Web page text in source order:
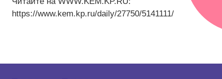
Гарнитура:
https://www.kem.kp.ru/daily/27750/5141111/